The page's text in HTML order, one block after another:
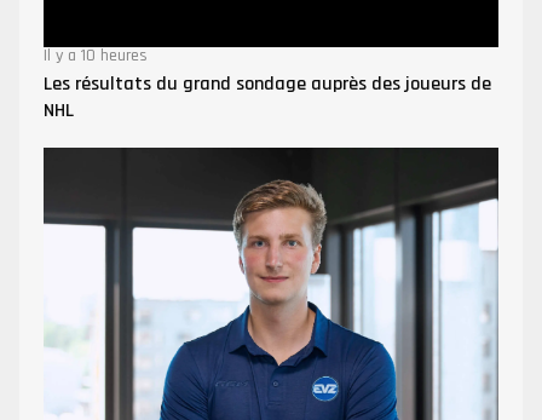
Il y a 10 heures
Les résultats du grand sondage auprès des joueurs de
NHL